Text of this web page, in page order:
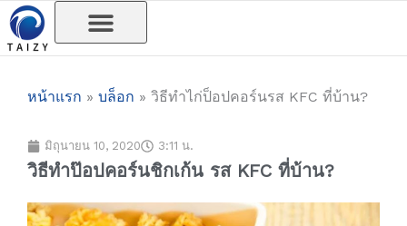
Skip
to
หน้าแรก » บล็อก » วิธีทำไก่ป็อปคอร์นรส KFC ที่บ้าน?
มิถุนายน 10, 2020 3:11 น.
วิธีทำป๊อปคอร์นชิกเก้น รส KFC ที่บ้าน?